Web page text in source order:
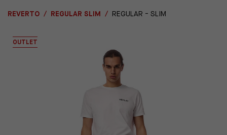
REVERTO REGULAR SLIM REGULAR - SLIM
OUTLET